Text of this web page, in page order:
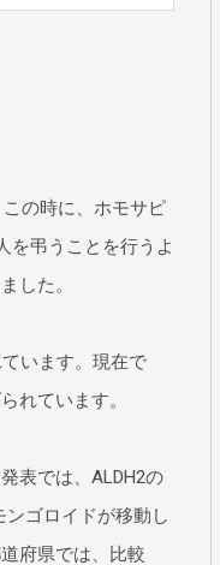
の時に、ホモサピ
を弔うことを行うよ
した。
います。現在で
れています。
表では、ALDH2の
ゴロイドが移動し
府県では、比較